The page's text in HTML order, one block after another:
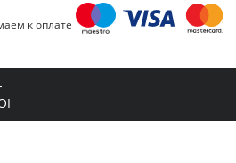
к оплате